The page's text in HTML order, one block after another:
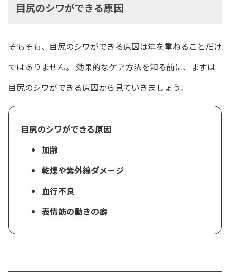
目尻のシワができる原因
そもそも、目尻のシワができる原因は年を重ねることだけ
ではありません。 効果的なケア方法を知る前に、まずは
目尻のシワができる原因から見ていきましょう。
目尻のシワができる原因
加齢
乾燥や紫外線ダメージ
血行不良
表情筋の動きの癖